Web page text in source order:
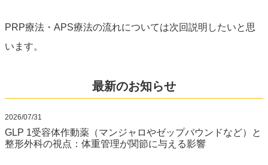
PRP療法・APS療法の流れについては次回説明したいと思
います。
最新のお知らせ
2026/07/31
GLP 1受容体作動薬（マンジャロやゼップバウンドなど）と
整形外科の視点：体重管理が関節に与える影響